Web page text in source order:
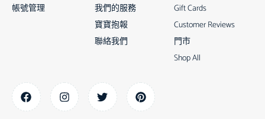
Gift Cards
Customer Reviews
門市
Shop All
我們的服務
寶寶抱報
聯絡我們
帳號管理